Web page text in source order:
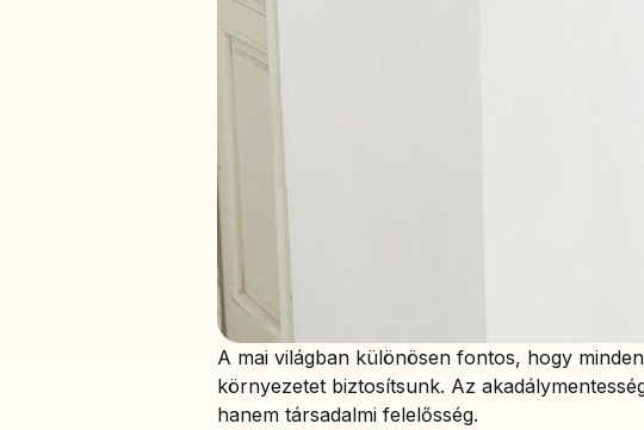
A mai világban különösen fontos, hogy
környezetet biztosítsunk. Az
hanem társadalmi felelősség.